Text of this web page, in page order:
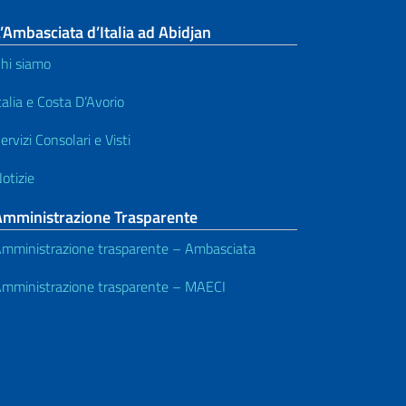
d’Italia ad Abidjan
siamo
e Costa D’Avorio
Consolari e Visti
Trasparente
trasparente – Ambasciata
trasparente – MAECI